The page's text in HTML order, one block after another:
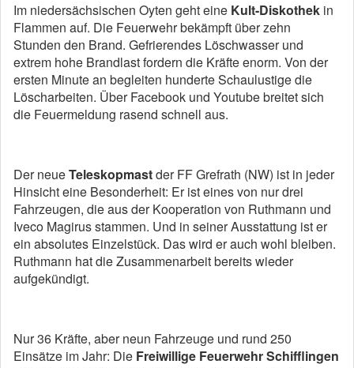
Im niedersächsischen Oyten geht eine Kult-Diskothek in
Flammen auf. Die Feuerwehr bekämpft über zehn
Stunden den Brand. Gefrierendes Löschwasser und
extrem hohe Brandlast fordern die Kräfte enorm. Von der
ersten Minute an begleiten hunderte Schaulustige die
Löscharbeiten. Über Facebook und Youtube breitet sich
die Feuermeldung rasend schnell aus.
Der neueTeleskopmastder FF Grefrath (NW) ist in jeder
Hinsicht eine Besonderheit: Er ist eines von nur drei
Fahrzeugen, die aus der Kooperation von Ruthmann und
Iveco Magirus stammen. Und in seiner Ausstattung ist er
ein absolutes Einzelstück. Das wird er auch wohl bleiben.
Ruthmann hat die Zusammenarbeit bereits wieder
aufgekündigt.
Nur 36 Kräfte, aber neun Fahrzeuge und rund 250
Einsätze im Jahr: Die Freiwillige Feuerwehr Schifflingen